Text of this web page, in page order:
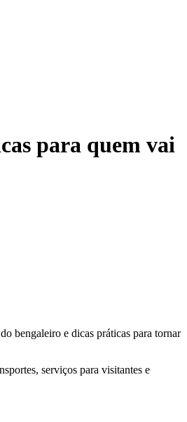
para quem vai
bengaleiro e dicas práticas para tornar
serviços para visitantes e